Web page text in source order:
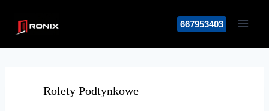
667953403
Rolety Podtynkowe